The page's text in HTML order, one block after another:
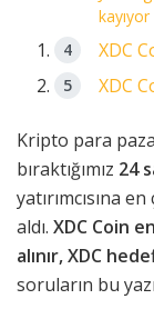
kayıyor
XDC
XDC
Kripto para
bıraktığımız 24
yatırımcısına
aldı. XDC Coin
alınır, XDC
soruların bu